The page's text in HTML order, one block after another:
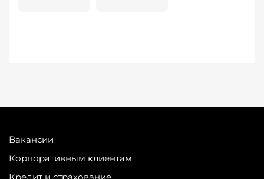
Вакансии
Корпоративным клиентам